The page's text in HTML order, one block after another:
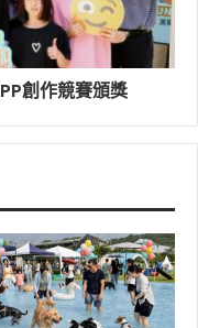
創作競賽頒獎